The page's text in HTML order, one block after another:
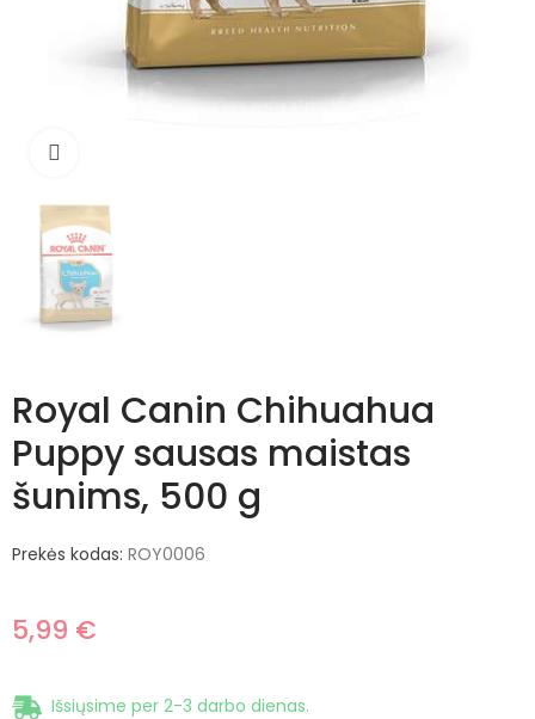
Royal Canin Chihuahua
Puppy sausas maistas
šunims, 500 g
Prekės kodas: ROY0006
5,99 €
Išsiųsime per 2-3 darbo dienas.